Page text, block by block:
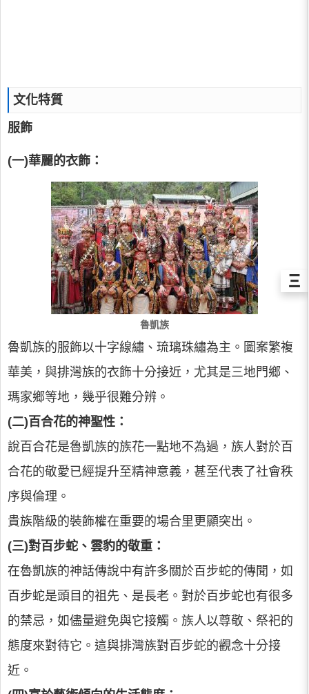
文化特質
服飾
(一)華麗的衣飾：
魯凱族
魯凱族的服飾以十字線繡、琉璃珠繡為主。圖案繁複
華美，與排灣族的衣飾十分接近，尤其是三地門鄉、
瑪家鄉等地，幾乎很難分辨。
(二)百合花的神聖性：
說百合花是魯凱族的族花一點地不為過，族人對於百
合花的敬愛已經提升至精神意義，甚至代表了社會秩
序與倫理。
貴族階級的裝飾權在重要的場合里更顯突出。
(三)對百步蛇、雲豹的敬重：
在魯凱族的神話傳說中有許多關於百步蛇的傳聞，如
百步蛇是頭目的祖先、是長老。對於百步蛇也有很多
的禁忌，如儘量避免與它接觸。族人以尊敬、祭祀的
態度來對待它。這與排灣族對百步蛇的觀念十分接
近。
Ξ